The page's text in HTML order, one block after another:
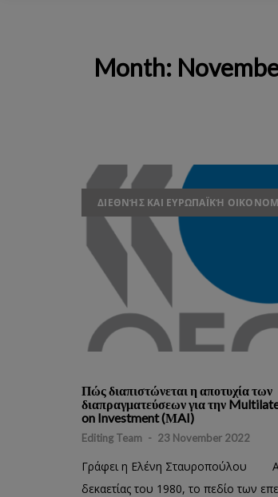
Month:
ΔΙΕΘΝΉΣ ΚΑΙ ΕΥΡΩΠΑΪΚΉ
Πώς διαπιστώνεται η αποτυχία των
διαπραγματεύσεων για την
on Investment (ΜAI)
Editing Team - 23 November 2022
Γράφει η Ελένη Σταυροπούλου
δεκαετίας του 1980, το πεδίο των